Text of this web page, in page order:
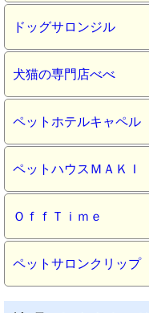
ドッグサロンジル
犬猫の専門店べべ
ペットホテルキャペル
ペットハウスＭＡＫＩ
ＯｆｆＴｉｍｅ
ペットサロンクリップ